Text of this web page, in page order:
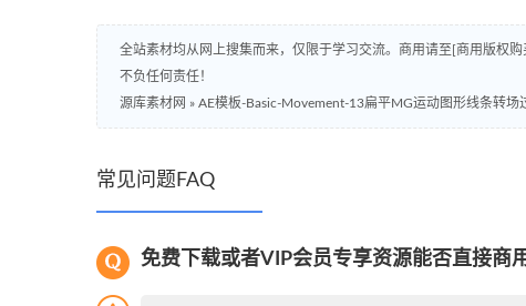
全站素材均从网上搜集而来，仅限于学习交流。商用请至[商用版权
不负任何责任！
源库素材网 » AE模板-Basic-Movement-13扁平MG运动图形线条转场
常见问题FAQ
免费下载或者VIP会员专享资源能否直接商用